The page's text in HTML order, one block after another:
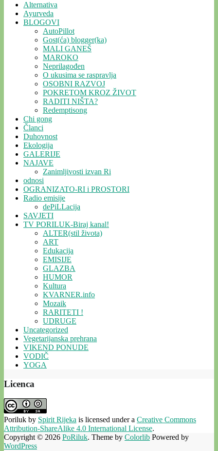
Alternativa
Ayurveda
BLOGOVI
AutoPillot
Gost(ća) blogger(ka)
MALI GANEŠ
MAROKO
Neprilagođen
O ukusima se raspravlja
OSOBNI RAZVOJ
POKRETOM KROZ ŽIVOT
RADITI NIŠTA?
Redemptisong
Chi gong
Članci
Duhovnost
Ekologija
GALERIJE
NAJAVE
Zanimljivosti izvan Ri
odnosi
OGRANIZATO-RI i PROSTORI
Radio emisije
dePiLLacija
SAVJETI
TV PORILUK-Biraj kanal!
ALTER(stil života)
ART
Edukacija
EMISIJE
GLAZBA
HUMOR
Kultura
KVARNER.info
Mozaik
RARITETI !
UDRUGE
Uncategorized
Vegetarijanska prehrana
VIKEND PONUDE
VODIČ
YOGA
Licenca
Poriluk by Spirit Rijeka is licensed under a Creative Commons
Attribution-ShareAlike 4.0 International License.
Copyright © 2026 PoRiluk. Theme by Colorlib Powered by
WordPress